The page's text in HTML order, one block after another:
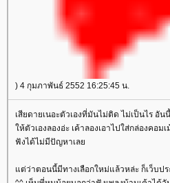
) 4 กุมภาพันธ์ 2552 16:25:45 น.
เสียดายเนอะตัวเองที่มันไม่ติด ไม่เป็นไร อั
ห้ตัวเองลองอ่ะ เค้าลองเอาไปใส่กล่องคอ
ฟังได้ไม่มีปัญหาเล
ต่ว่าตอนนี้มีทางเลือกใหม่แล้วหล่ะ ก็เว็บปร